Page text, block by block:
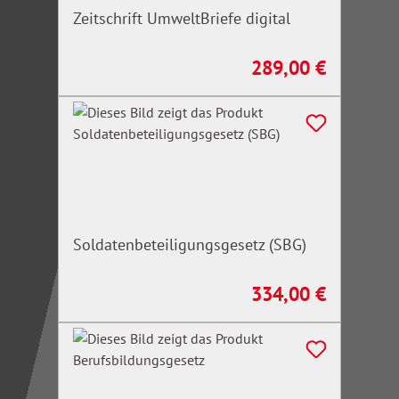
Zeitschrift UmweltBriefe digital
Regulärer Preis:
289,00 €
Soldatenbeteiligungsgesetz (SBG)
Regulärer Preis:
334,00 €